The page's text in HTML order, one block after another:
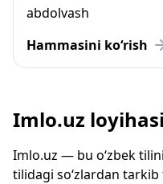
abdolvash
Hammasini ko‘rish
Imlo.uz
Imlo.uz — bu o‘zbek
tilidagi so‘zlardan